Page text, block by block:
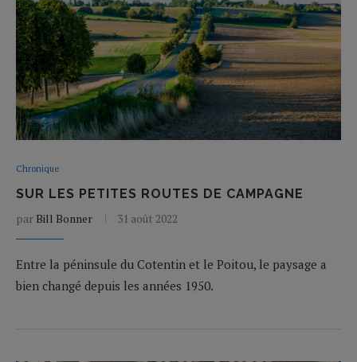
Chronique
SUR LES PETITES ROUTES DE CAMPAGNE
par Bill Bonner 31 août 2022
Entre la péninsule du Cotentin et le Poitou, le paysage a
bien changé depuis les années 1950.